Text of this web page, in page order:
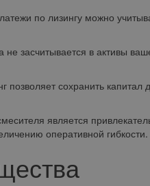
по лизингу можно
в активы
сохранить капитал
является
оперативной гибкости.